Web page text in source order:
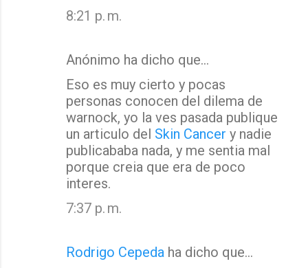
8:21 p. m.
Anónimo ha dicho que…
Eso es muy cierto y pocas
personas conocen del dilema de
warnock, yo la ves pasada publique
un articulo del Skin Cancer y nadie
publicababa nada, y me sentia mal
porque creia que era de poco
interes.
7:37 p. m.
Rodrigo Cepeda ha dicho que…